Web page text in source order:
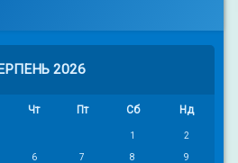
2026
Чт Пт Сб Нд
1 2
6 7 8 9